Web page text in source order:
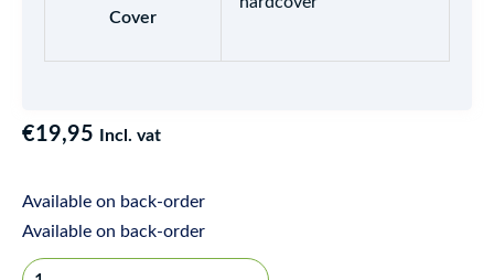
Cover
€19,95 Incl. vat
Available on back-order
Available on back-order
Lappa
doet